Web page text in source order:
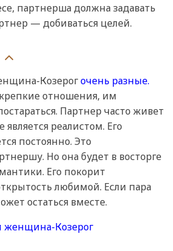
партнерша должна задавать
— добиваться целей.
Козерогочень разные.
отношения, им
Партнер часто живет
реалистом. Его
постоянно. Это
Но она будет в восторге
Его покорит
любимой. Если пара
остаться вместе.